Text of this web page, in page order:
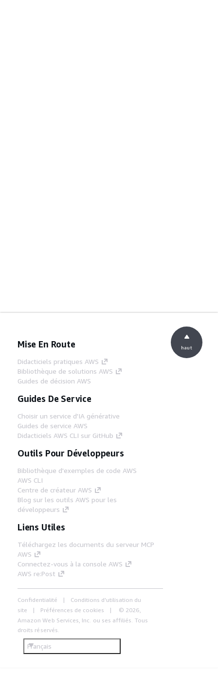
Mise En Route
Didacticiels pratiques AWS
Bibliothèque de solutions AWS
Guides de décision AWS
Guides De Service
Choisir un service d'IA générative
Guides de service AWS
Didacticiels AWS CLI sur GitHub
Outils Pour Développeurs
Bibliothèque d'exemples de code AWS
AWS CLI
Centre de créateur AWS
Blog sur les outils AWS pour les
développeurs
Liens Utiles
Téléchargez les documents du serveur MCP
AWS
Connectez-vous à la console AWS
AWS re:Post
Confidentialité
Conditions d'utilisation du
site
Préférences de cookies
© 2026,
Amazon Web Services, Inc. ou ses affiliés. Tous
droits réservés.
Français
haut